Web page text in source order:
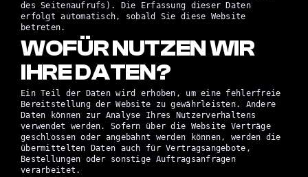
des Seitenaufrufs). Die Erfassung dieser Daten
erfolgt automatisch, sobald Sie diese Website
betreten.
WOFÜR NUTZEN WIR
IHRE DATEN?
Ein Teil der Daten wird erhoben, um eine fehlerfreie
Bereitstellung der Website zu gewährleisten. Andere
Daten können zur Analyse Ihres Nutzerverhaltens
verwendet werden. Sofern über die Website Verträge
geschlossen oder angebahnt werden können, werden die
übermittelten Daten auch für Vertragsangebote,
Bestellungen oder sonstige Auftragsanfragen
verarbeitet.